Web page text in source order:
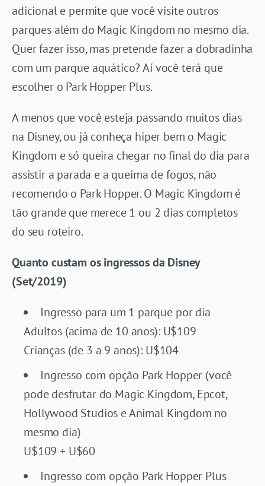
adicional e permite que você visite outros
parques além do Magic Kingdom no mesmo dia.
Quer fazer isso, mas pretende fazer a dobradinha
com um parque aquático? Aí você terá que
escolher o Park Hopper Plus.
A menos que você esteja passando muitos dias
na Disney, ou já conheça hiper bem o Magic
Kingdom e só queira chegar no final do dia para
assistir a parada e a queima de fogos, não
recomendo o Park Hopper. O Magic Kingdom é
tão grande que merece 1 ou 2 dias completos
do seu roteiro.
Quanto custam os ingressos da Disney
(Set/2019)
Ingresso para um 1 parque por dia
Adultos (acima de 10 anos): U$109
Crianças (de 3 a 9 anos): U$104
Ingresso com opção Park Hopper (você
pode desfrutar do Magic Kingdom, Epcot,
Hollywood Studios e Animal Kingdom no
mesmo dia)
U$109 + U$60
Ingresso com opção Park Hopper Plus